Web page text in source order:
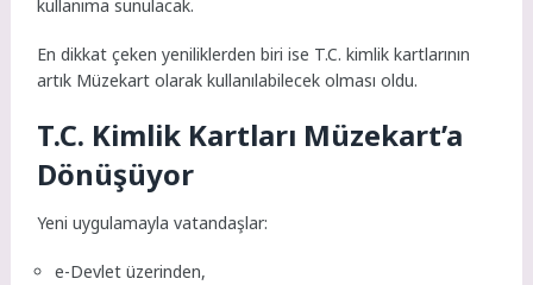
kullanıma sunulacak.
En dikkat çeken yeniliklerden biri ise T.C. kimlik kartlarının
artık Müzekart olarak kullanılabilecek olması oldu.
T.C. Kimlik Kartları Müzekart’a
Dönüşüyor
Yeni uygulamayla vatandaşlar:
e-Devlet üzerinden,